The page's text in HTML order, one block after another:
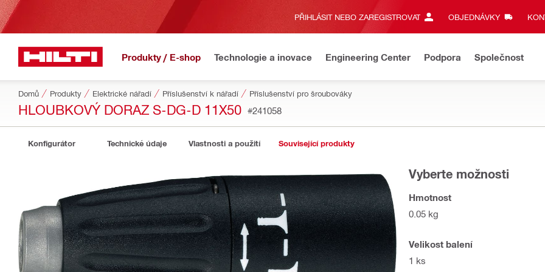
PŘIHLÁSIT NEBO ZAREGISTROVAT OBJEDNÁVKY
Produkty / E-shop Technologie a inovace Engineering Center Podpora Společnost
Domů Produkty Elektrické nářadí Příslušenství k nářadí Příslušenství pro šroubováky
HLOUBKOVÝ DORAZ S-DG-D 11X50 #241058
Konfigurátor Technické údaje Vlastnosti a použití Související produkty
Vyberte možnosti
Hmotnost
0.05 kg
Velikost balení
1 ks